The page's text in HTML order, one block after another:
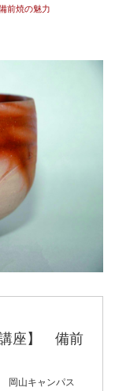
前焼の魅力
講座】 備前
岡山キャンパス